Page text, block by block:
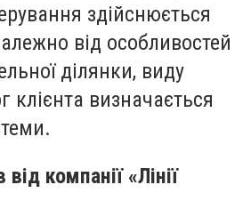
здійснюється
від особливостей
ділянки, виду
клієнта визначається
компанії «Лінії